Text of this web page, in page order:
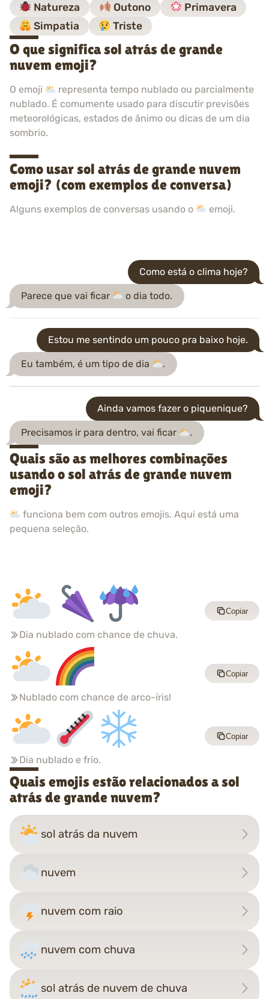
Natureza
Outono
Primavera
Simpatia
Triste
O que significa sol atrás de grande
nuvem emoji?
O emoji
representa tempo nublado ou parcialmente
nublado. É comumente usado para discutir previsões
meteorológicas, estados de ânimo ou dicas de um dia
sombrio.
Como usar sol atrás de grande nuvem
emoji? (com exemplos de conversa)
Alguns exemplos de conversas usando o emoji.
Como está o clima hoje?
Parece que vai ficar o dia todo.
Estou me sentindo um pouco pra baixo hoje.
Eu também, é um tipo de dia .
Ainda vamos fazer o piquenique?
Precisamos ir para dentro, vai ficar .
Quais são as melhores combinações
usando o sol atrás de grande nuvem
emoji?
funciona bem com outros emojis. Aqui está uma
pequena seleção.
Dia nublado com chance de chuva.
Copiar
Nublado com chance de arco-íris!
Copiar
Dia nublado e frio.
Copiar
Quais emojis estão relacionados a sol
atrás de grande nuvem?
sol atrás da nuvem
nuvem
nuvem com raio
nuvem com chuva
sol atrás de nuvem de chuva